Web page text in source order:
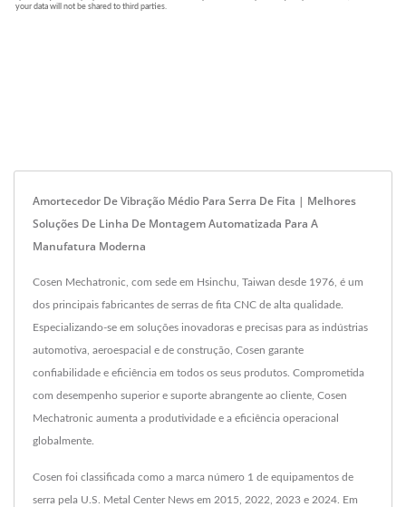
Amortecedor De Vibração Médio Para Serra De Fita | Melhores
Soluções De Linha De Montagem Automatizada Para A
Manufatura Moderna
Cosen Mechatronic, com sede em Hsinchu, Taiwan desde 1976, é um
dos principais fabricantes de serras de fita CNC de alta qualidade.
Especializando-se em soluções inovadoras e precisas para as indústrias
automotiva, aeroespacial e de construção, Cosen garante
confiabilidade e eficiência em todos os seus produtos. Comprometida
com desempenho superior e suporte abrangente ao cliente, Cosen
Mechatronic aumenta a produtividade e a eficiência operacional
globalmente.
Cosen foi classificada como a marca número 1 de equipamentos de
serra pela U.S. Metal Center News em 2015, 2022, 2023 e 2024. Em